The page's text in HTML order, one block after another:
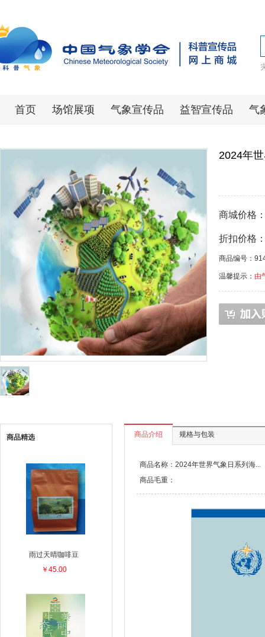
首页 场馆展项 气象宣传品 益智宣传品 气
2024年
商城价格
折扣价格
商品编号：
温馨提示： 由
商品精选
雨过天晴咖啡豆
￥45.00
商品介绍 规格与包装
商品名称：2024年世界气象日系列海...
商品毛重：